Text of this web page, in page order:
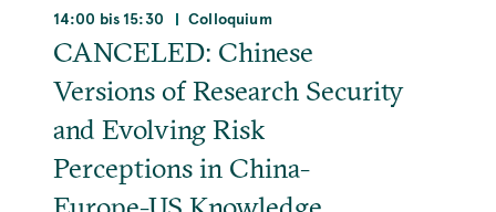
MPIWG, Boltzmannstraße 22, 14195 Berlin,
Deutschland
Raum
Room 215
MEHR
14:00 bis 15:30 Colloquium
CANCELED: Chinese
Versions of Research Security
and Evolving Risk
Perceptions in China-